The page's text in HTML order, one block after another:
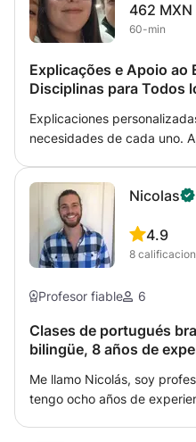
divertido.
462 MXN
60-min
Explicações e Apoio ao
Disciplinas para Todos
Explicaciones
necesidades de cada uno.
de estudio para mejorar
confianza. Também dou aulas de explicações de História
e Geografia de Portugal,
Nicolas
4.9
8
Profesor fiable 6
Clases de portugués
bilingüe, 8 años de
Me llamo Nicolás, soy
tengo ocho años de